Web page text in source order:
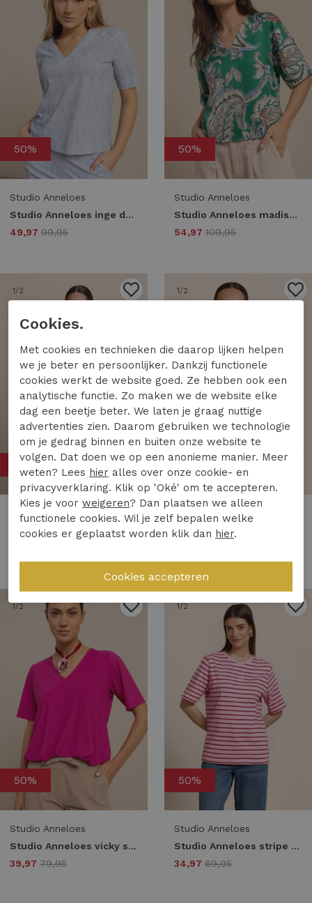
50%
Studio Anneloes
Studio Anneloes inge denim travel tee 13718 T-shirt Korte mouw 6700 denim light
49,97 99,95
50%
Studio Anneloes
Studio Anneloes madison paisley top 13727 T-shirt Korte mouw 9997 multi color
54,97 109,95
1/2
50%
Studio Anneloes
Studio Anneloes stripe studio floor t-shirt 13778 T-shirt Korte mouw 6672 light blue/grass green
1/2
50%
Studio Anneloes
1/2
50%
Studio Anneloes
Studio Anneloes vicky shirt 13805 T-shirt Korte mouw 5500 new fuchsia
39,97 79,95
1/2
50%
Studio Anneloes
Studio Anneloes stripe studio floor t-shirt 13689 T-shirt Korte mouw 4044 ruby red/ pop pink
34,97 69,95
Cookies.
Met cookies en technieken die daarop lijken helpen
we je beter en persoonlijker. Dankzij functionele
cookies werkt de website goed. Ze hebben ook een
analytische functie. Zo maken we de website elke
dag een beetje beter. We laten je graag nuttige
advertenties zien. Daarom gebruiken we technologie
om je gedrag binnen en buiten onze website te
volgen. Dat doen we op een anonieme manier. Meer
weten? Lees hier alles over onze cookie- en
privacyverklaring. Klik op 'Oké' om te accepteren.
Kies je voor weigeren? Dan plaatsen we alleen
functionele cookies. Wil je zelf bepalen welke
cookies er geplaatst worden klik dan hier.